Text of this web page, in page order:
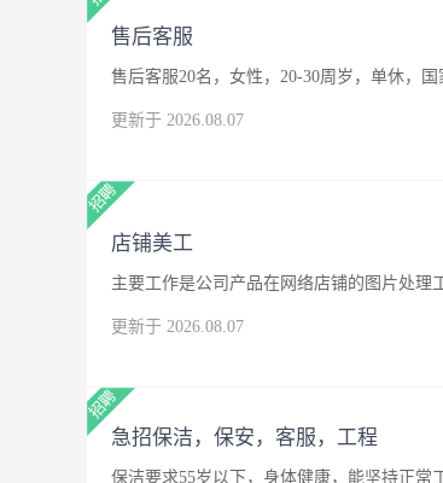
售后客服
售后客服20名，女性，20-30周岁，单休，
更新于 2026.08.07
店铺美工
主要工作是公司产品在网络店铺的图片处理
更新于 2026.08.07
急招保洁，保安，客服，工程
保洁要求55岁以下，身体健康，能坚持正